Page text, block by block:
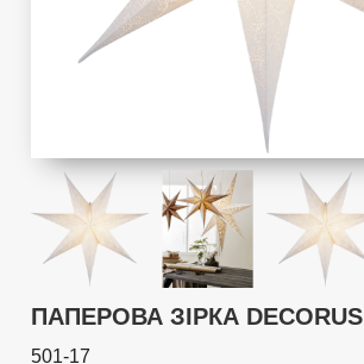
ПАПЕРОВА ЗІРКА DECORUS
501-17